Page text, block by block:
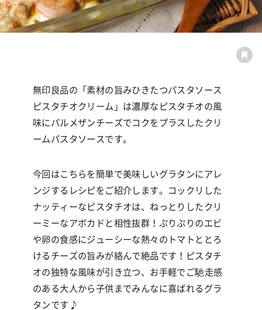
無印良品の「素材の旨みひきたつパスタソース
ピスタチオクリーム」は濃厚なピスタチオの風
味にパルメザンチーズでコクをプラスしたクリ
ームパスタソースです。
今回はこちらを簡単で美味しいグラタンにアレ
ンジするレシピをご紹介します。コックリした
ナッティーなピスタチオは、ねっとりしたクリ
ーミーなアボカドと相性抜群！ぷりぷりのエビ
や卵の食感にジューシーな熱々のトマトととろ
けるチーズの旨みが絡んで絶品です！ピスタチ
オの独特な風味が引き立つ、お手軽でご馳走感
のある大人から子供までみんなに喜ばれるグラ
タンです ♪